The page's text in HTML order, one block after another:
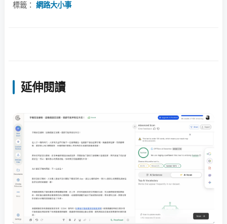
標籤： 網路大小事
延伸閱讀